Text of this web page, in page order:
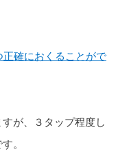
正確におくることがで
が、３タップ程度し
。